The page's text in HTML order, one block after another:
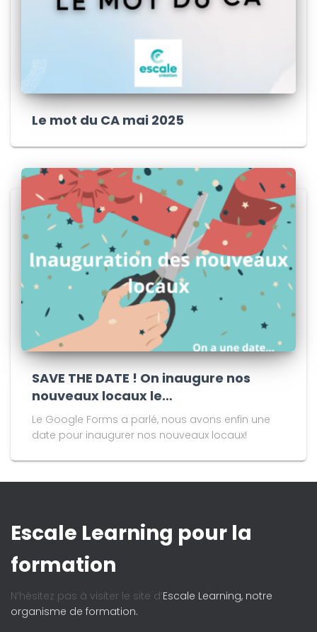
Le mot du CA mai 2025
SAVE THE DATE ! On inaugure nos
nouveaux locaux le…
Le Google Forms a parlé, nous avons enfin une
date pour inaugurer nos nouveaux locaux!
Escale Learning pour la
formation
N’hésitez pas à visiter le site d’Escale Learning, notre
organisme de formation.